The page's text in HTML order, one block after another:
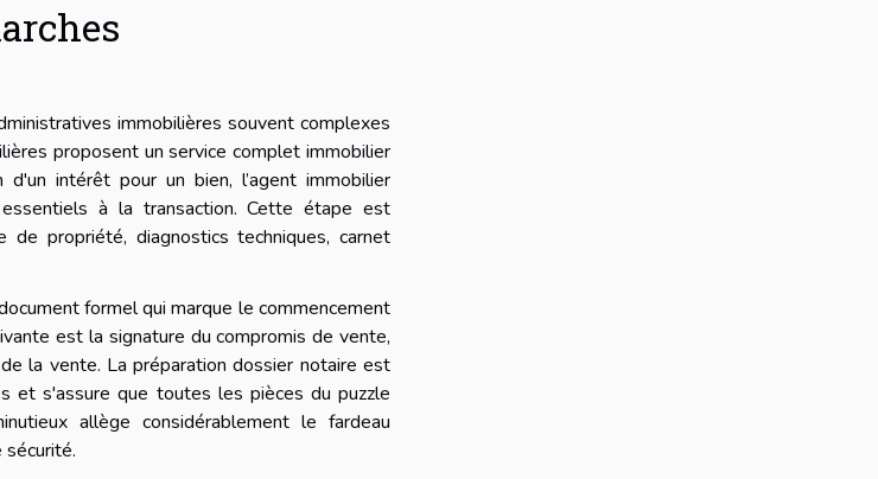
immobilières souvent complexes
proposent un service complet immobilier
intérêt pour un bien, l’agent immobilier
à la transaction. Cette étape est
propriété, diagnostics techniques, carnet
formel qui marque le commencement
est la signature du compromis de vente,
la vente. La préparation dossier notaire est
et s'assure que toutes les pièces du puzzle
allège considérablement le fardeau